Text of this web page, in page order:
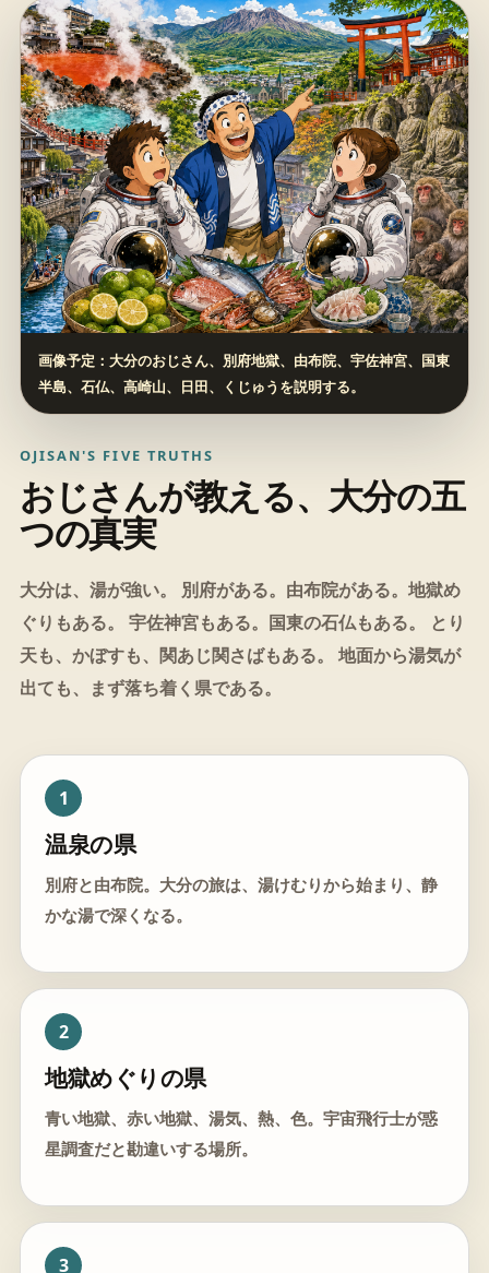
画像予定：大分のおじさん、別府地獄、由布院、宇佐神宮、国東
半島、石仏、高崎山、日田、くじゅうを説明する。
OJISAN'S FIVE TRUTHS
おじさんが教える、大分の五
つの真実
大分は、湯が強い。 別府がある。由布院がある。地獄め
ぐりもある。 宇佐神宮もある。国東の石仏もある。 とり
天も、かぼすも、関あじ関さばもある。 地面から湯気が
出ても、まず落ち着く県である。
1
温泉の県
別府と由布院。大分の旅は、湯けむりから始まり、静
かな湯で深くなる。
2
地獄めぐりの県
青い地獄、赤い地獄、湯気、熱、色。宇宙飛行士が惑
星調査だと勘違いする場所。
3